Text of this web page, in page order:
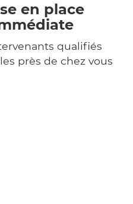
en place
qualifiés
près de chez vous